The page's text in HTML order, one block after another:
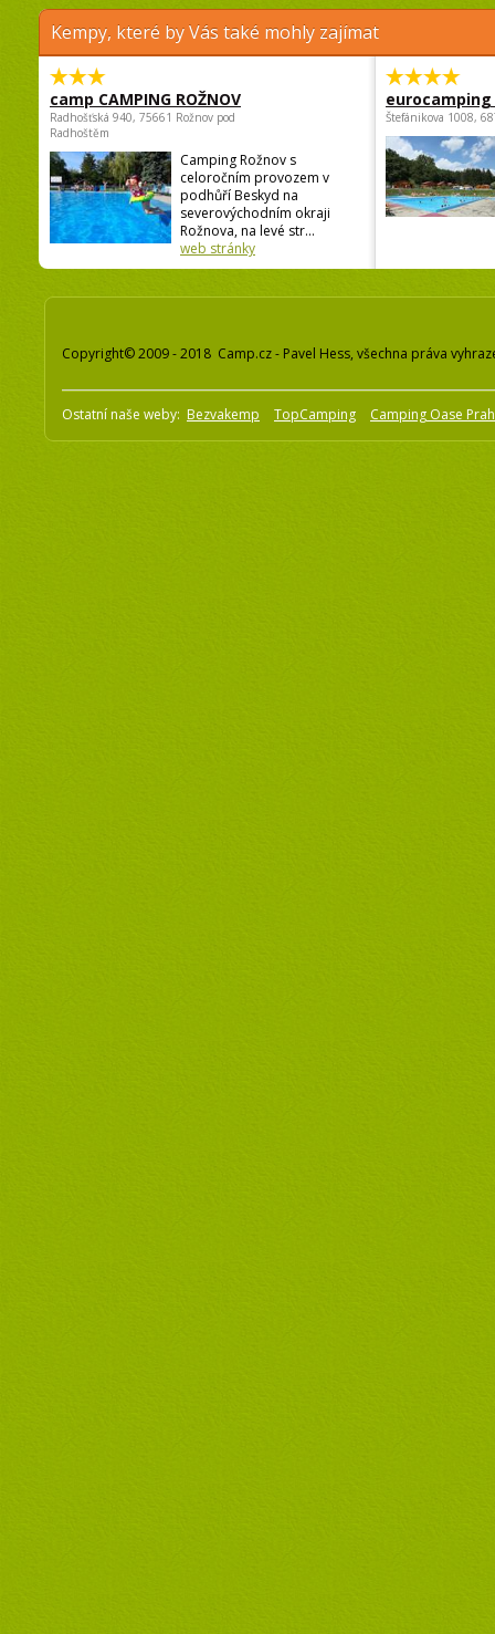
Kempy, které by Vás také mohly zajímat
camp CAMPING ROŽNOV
Radhošťská 940, 75661 Rožnov pod
Radhoštěm
Camping Rožnov s
celoročním provozem v
podhůří Beskyd na
severovýchodním okraji
Rožnova, na levé str...
web stránky
Štefánikova 1008,
Copyright© 2009 - 2018 Camp.cz - Pavel Hess, všechna práva
Ostatní naše weby: Bezvakemp TopCamping Camping Oase